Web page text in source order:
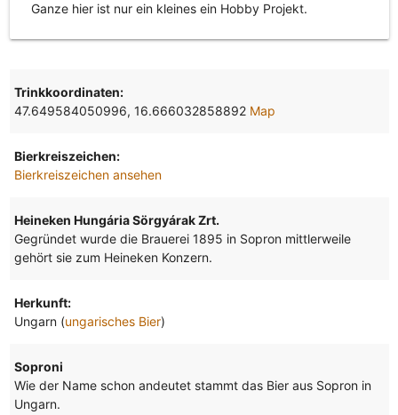
Ganze hier ist nur ein kleines ein Hobby Projekt.
Trinkkoordinaten:
47.649584050996, 16.666032858892 Map
Bierkreiszeichen:
Bierkreiszeichen ansehen
Heineken Hungária Sörgyárak Zrt.
Gegründet wurde die Brauerei 1895 in Sopron mittlerweile
gehört sie zum Heineken Konzern.
Herkunft:
Ungarn (ungarisches Bier)
Soproni
Wie der Name schon andeutet stammt das Bier aus Sopron in
Ungarn.